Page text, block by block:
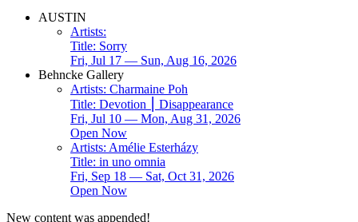
AUSTIN
Artists:
Title: Sorry
Fri, Jul 17 — Sun, Aug 16, 2026
Behncke Gallery
Artists: Charmaine Poh
Title: Devotion ⎮ Disappearance
Fri, Jul 10 — Mon, Aug 31, 2026
Open Now
Artists: Amélie Esterházy
Title: in uno omnia
Fri, Sep 18 — Sat, Oct 31, 2026
Open Now
New content was appended!